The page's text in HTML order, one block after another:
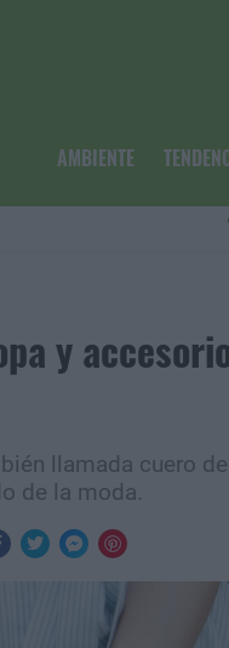
AMBIENTE
y
llamada cuero
de la moda.